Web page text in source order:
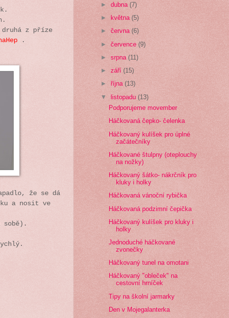
z příze
.
že se dá
a nosit ve
►dubna (7)
►
května(5)
►června(6)
►července(9)
►srpna(11)
►září(15)
►října(13)
▼listopadu(13)
Podporujeme movember
Háčkovaná čepko- čelenka
Háčkovaný kulíšek pro úplné
začátečníky
Háčkované štulpny (oteplouchy
na nožky)
Háčkovaný šátko- nákrčník pro
kluky i holky
Háčkovaná vánoční rybička
Háčkovaná podzimní čepička
Háčkovaný kulíšek pro kluky i
holky
Jednoduché háčkované
zvonečky
Háčkovaný tunel na omotani
Háčkovaný "obleček" na
cestovní hrníček
Tipy na školní jarmarky
Den v Mojegalanterka